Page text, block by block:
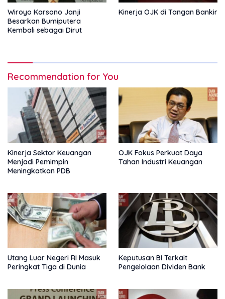
Wiroyo Karsono Janji
Besarkan Bumiputera
Kembali sebagai Dirut
Kinerja OJK di Tangan Bankir
Recommendation for You
Kinerja Sektor Keuangan
Menjadi Pemimpin
Meningkatkan PDB
OJK Fokus Perkuat Daya
Tahan Industri Keuangan
Utang Luar Negeri RI Masuk
Peringkat Tiga di Dunia
Keputusan BI Terkait
Pengelolaan Dividen Bank